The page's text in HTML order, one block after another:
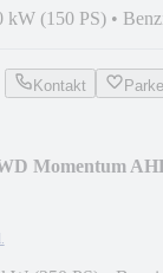
kW (150 PS) •
Kontakt
Momentum